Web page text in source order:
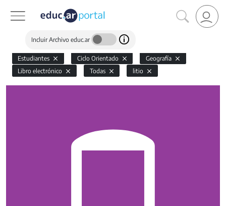
Incluir Archivo educ.ar
Estudiantes Ciclo Orientado
Geografía
Libro electrónico
Todas litio